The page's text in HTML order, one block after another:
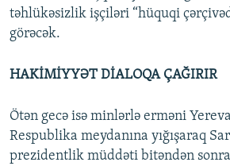
təhlükəsizlik işçiləri “hüquqi
görəcək.
HAKİMİYYƏT DİALOQA ÇAĞIRIR
Ötən gecə isə minlərlə erməni
Respublika meydanına yığışaraq
prezidentlik müddəti bitəndən